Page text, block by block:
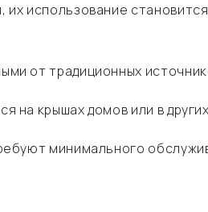
использование
от традиционных
на крышах домов или в
минимального